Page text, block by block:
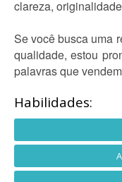
clareza,
Se você busca uma
qualidade, estou
palavras que
Habilidades: